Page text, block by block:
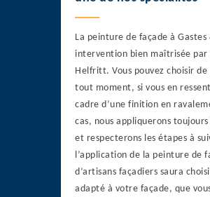
La peinture de façade à Gastes
intervention bien maîtrisée
Helfritt. Vous pouvez choisir
tout moment, si vous en
cadre d’une finition en
cas, nous appliquerons
et respecterons les étapes à
l’application de la peinture de
d’artisans façadiers saura
adapté à votre façade, que